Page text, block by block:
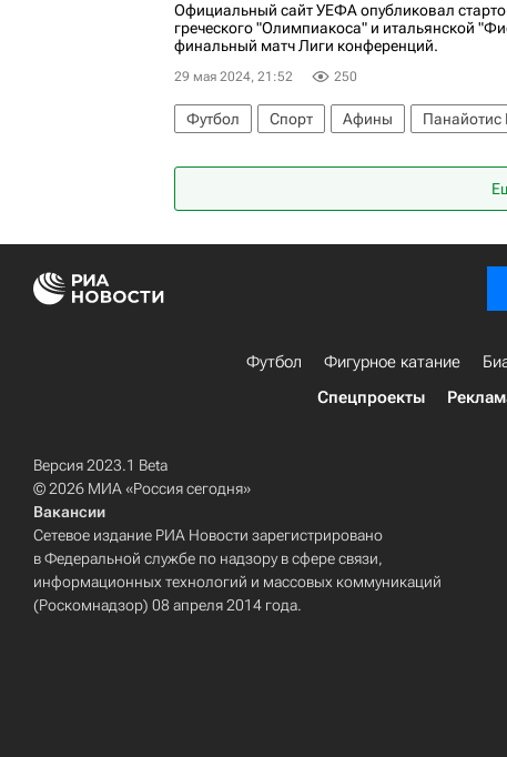
Официальный сайт УЕФА опубликовал
греческого "Олимпиакоса" и итальянской
финальный матч Лиги конференций.
29 мая 2024, 21:52 250
Футбол Спорт Афины Панайотис
Футбол Фигурное катание
Спецпроекты
Версия 2023.1 Beta
© 2026 МИА «Россия сегодня»
Вакансии
Сетевое издание РИА Новости зарегистрировано
в Федеральной службе по надзору в сфере связи,
информационных технологий и массовых коммуникаций
(Роскомнадзор) 08 апреля 2014 года.